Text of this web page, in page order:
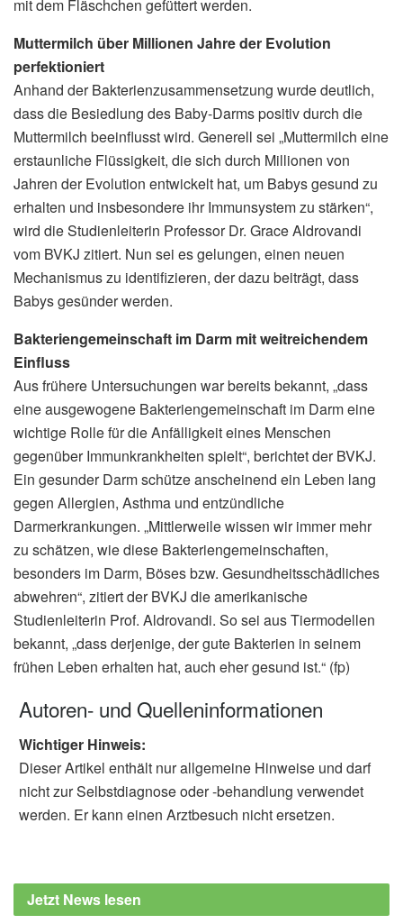
mit dem Fläschchen gefüttert werden.
Muttermilch über Millionen Jahre der Evolution
perfektioniert
Anhand der Bakterienzusammensetzung wurde deutlich,
dass die Besiedlung des Baby-Darms positiv durch die
Muttermilch beeinflusst wird. Generell sei „Muttermilch eine
erstaunliche Flüssigkeit, die sich durch Millionen von
Jahren der Evolution entwickelt hat, um Babys gesund zu
erhalten und insbesondere ihr Immunsystem zu stärken“,
wird die Studienleiterin Professor Dr. Grace Aldrovandi
vom BVKJ zitiert. Nun sei es gelungen, einen neuen
Mechanismus zu identifizieren, der dazu beiträgt, dass
Babys gesünder werden.
Bakteriengemeinschaft im Darm mit weitreichendem
Einfluss
Aus frühere Untersuchungen war bereits bekannt, „dass
eine ausgewogene Bakteriengemeinschaft im Darm eine
wichtige Rolle für die Anfälligkeit eines Menschen
gegenüber Immunkrankheiten spielt“, berichtet der BVKJ.
Ein gesunder Darm schütze anscheinend ein Leben lang
gegen Allergien, Asthma und entzündliche
Darmerkrankungen. „Mittlerweile wissen wir immer mehr
zu schätzen, wie diese Bakteriengemeinschaften,
besonders im Darm, Böses bzw. Gesundheitsschädliches
abwehren“, zitiert der BVKJ die amerikanische
Studienleiterin Prof. Aldrovandi. So sei aus Tiermodellen
bekannt, „dass derjenige, der gute Bakterien in seinem
frühen Leben erhalten hat, auch eher gesund ist.“ (fp)
Autoren- und Quelleninformationen
Wichtiger Hinweis:
Dieser Artikel enthält nur allgemeine Hinweise und darf
nicht zur Selbstdiagnose oder -behandlung verwendet
werden. Er kann einen Arztbesuch nicht ersetzen.
Jetzt News lesen